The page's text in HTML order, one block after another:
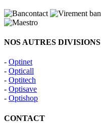
NOS AUTRES DIVISIONS
- Optinet
- Opticall
- Optitech
- Optisave
- Optishop
CONTACT